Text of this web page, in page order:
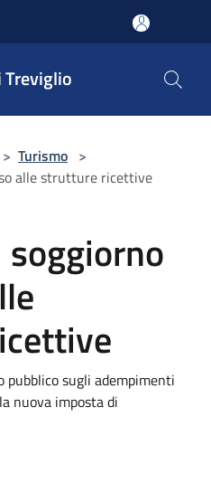
Treviglio
> Turismo >
alle strutture ricettive
pubblico sugli adempimenti
nuova imposta di